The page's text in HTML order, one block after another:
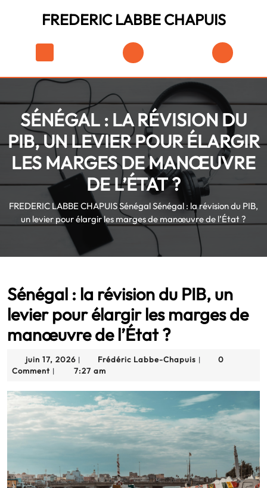
FREDERIC LABBE CHAPUIS
Shopping
Cart
SÉNÉGAL : LA RÉVISION DU
PIB, UN LEVIER POUR ÉLARGIR
LES MARGES DE MANŒUVRE
DE L’ÉTAT ?
FREDERIC LABBE CHAPUISSénégalSénégal : la révision du PIB,
un levier pour élargir les marges de manœuvre de l’État ?
Sénégal : la révision du PIB, un
levier pour élargir les marges de
manœuvre de l’État ?
juin 17, 2026juin
17,
| Frédéric Labbe-Chapuis Frédéric
|
0
Comment | 7:27 am